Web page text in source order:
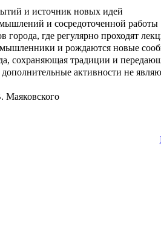
и источник новых идей
и сосредоточенной работы
где регулярно проходят
и рождаются новые
сохраняющая традиции и
дополнительные активности не
Маяковского